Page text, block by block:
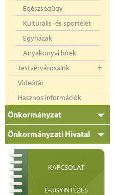
Egészségügy
Kulturális- és sportélet
Egyházak
Anyakönyvi hírek
Testvérvárosaink
Videótár
Hasznos információk
Önkormányzat
Önkormányzati Hivatal
KAPCSOLAT
E-ÜGYINTÉZÉS